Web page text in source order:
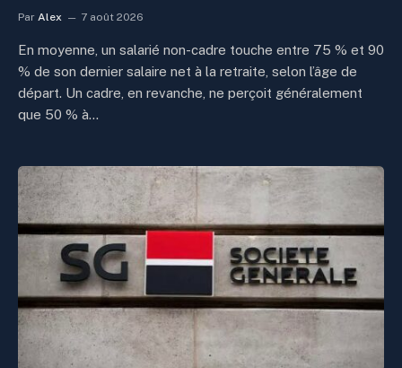
Par Alex 7 août 2026
En moyenne, un salarié non-cadre touche entre 75 % et 90
% de son dernier salaire net à la retraite, selon l’âge de
départ. Un cadre, en revanche, ne perçoit généralement
que 50 % à…